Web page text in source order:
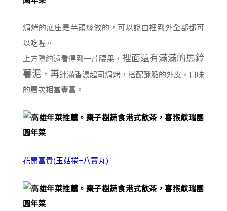
焗烤的底座是芋頭絲做的，可以說由裡到外全部都可
以吃喔。
上方隱約還看得到一片腰果， 裡面還有滿滿的馬鈴
薯泥，再鋪滿香濃起司焗烤，搭配酥脆的外皮，口味
的層次相當豐富。
花開富貴(玉菇捲+八寶丸)